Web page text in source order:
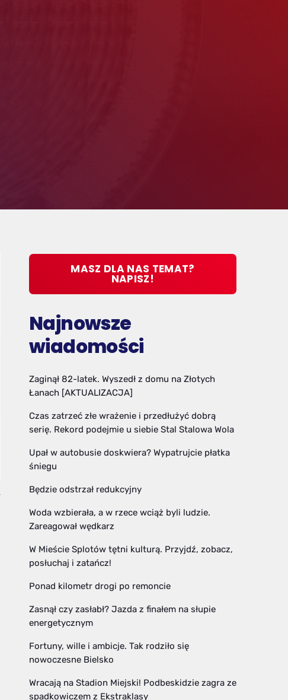
MASZ DLA NAS TEMAT?
NAPISZ!
Najnowsze
wiadomości
Zaginął 82-latek. Wyszedł z domu na Złotych
Łanach [AKTUALIZACJA]
Czas zatrzeć złe wrażenie i przedłużyć dobrą
serię. Rekord podejmie u siebie Stal Stalowa Wola
Upał w autobusie doskwiera? Wypatrujcie płatka
śniegu
Będzie odstrzał redukcyjny
Woda wzbierała, a w rzece wciąż byli ludzie.
Zareagował wędkarz
W Mieście Splotów tętni kulturą. Przyjdź, zobacz,
posłuchaj i zatańcz!
Ponad kilometr drogi po remoncie
Zasnął czy zasłabł? Jazda z finałem na słupie
energetycznym
Fortuny, wille i ambicje. Tak rodziło się
nowoczesne Bielsko
Wracają na Stadion Miejski! Podbeskidzie zagra ze
spadkowiczem z Ekstraklasy